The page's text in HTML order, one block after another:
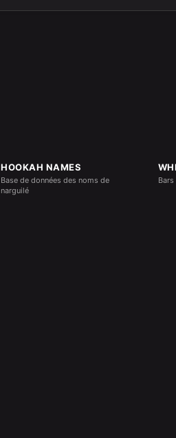
HOOKAH NAMES
Base de données des noms de
narguilé